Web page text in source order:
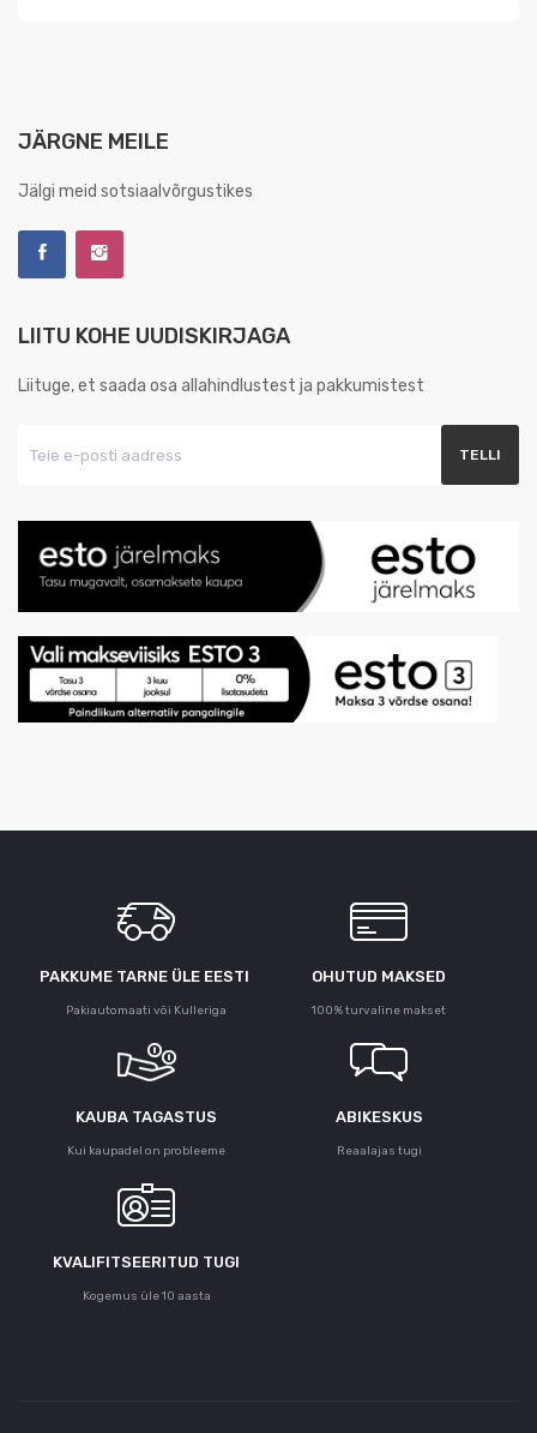
JÄRGNE MEILE
Jälgi meid sotsiaalvõrgustikes
LIITU KOHE UUDISKIRJAGA
Liituge, et saada osa allahindlustest ja pakkumistest
PAKKUME TARNE ÜLE ЕESTI
Pakiautomaati või Kulleriga
OHUTUD MAKSED
100% turvaline makset
KAUBA TAGASTUS
Kui kaupadel on probleeme
ABIKESKUS
Reaalajas tugi
KVALIFITSEERITUD TUGI
Kogemus üle 10 aasta